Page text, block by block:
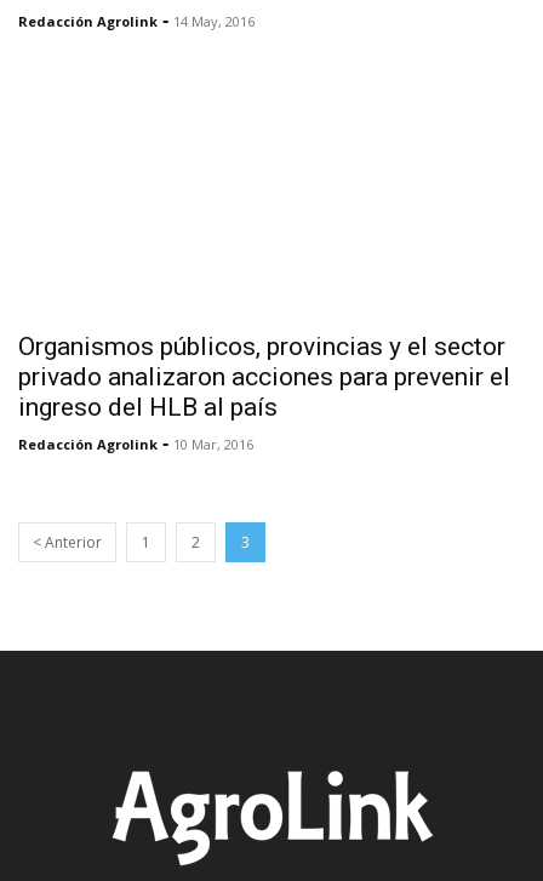
Redacción Agrolink - 14 May, 2016
Organismos públicos, provincias y el sector
privado analizaron acciones para prevenir el
ingreso del HLB al país
Redacción Agrolink - 10 Mar, 2016
< Anterior 1 2 3